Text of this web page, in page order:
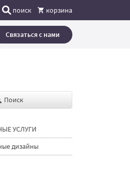
поиск корзина
Связаться с нами
Поиск
УСЛУГИ
дизайны